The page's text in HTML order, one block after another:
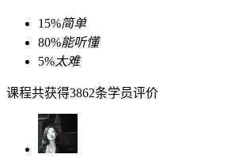
15%简单
80%能听懂
5%太难
课程共获得3862条学员评价